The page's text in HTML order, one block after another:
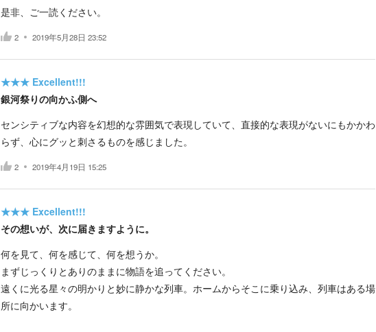
是非、ご一読ください。
2 2019年5月28日 23:52
★★★ Excellent!!!
銀河祭りの向かふ側へ
センシティブな内容を幻想的な雰囲気で表現していて、直接的な表現がないにもかかわ
らず、心にグッと刺さるものを感じました。
2 2019年4月19日 15:25
★★★ Excellent!!!
その想いが、次に届きますように。
何を見て、何を感じて、何を想うか。
まずじっくりとありのままに物語を追ってください。
遠くに光る星々の明かりと妙に静かな列車。ホームからそこに乗り込み、列車はある場
所に向かいます。